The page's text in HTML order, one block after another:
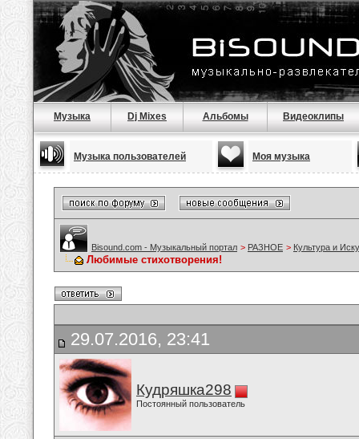
Музыка Dj Mixes Альбомы Видеоклипы
Музыка пользователей Моя музыка
Bisound.com - Музыкальный портал > РАЗНОЕ > Культура и
Любимые стихотворения!
29.07.2016, 23:41
Кудряшка298
Постоянный пользователь